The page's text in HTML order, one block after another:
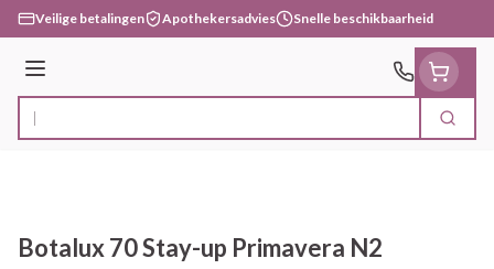
Ga naar de inhoud
Veilige betalingen Apothekersadvies Snelle beschikbaarheid
Menu
Product, merk, categorie... Zoek
Botalux 70 Stay-up Primavera N2